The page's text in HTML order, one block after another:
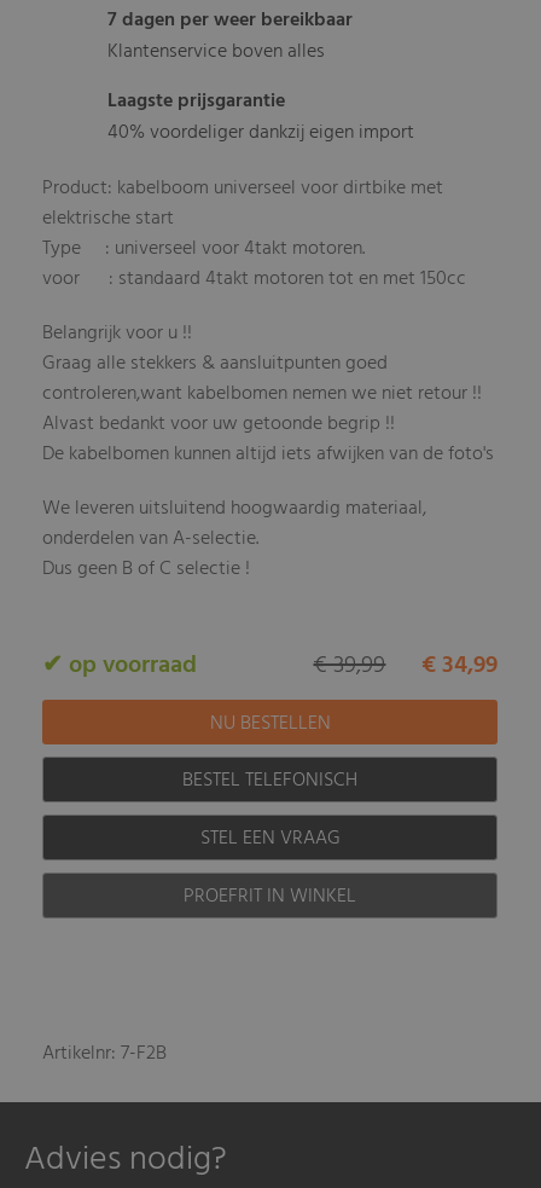
7 dagen per weer bereikbaar
Klantenservice boven alles
Laagste prijsgarantie
40% voordeliger dankzij eigen import
Product: kabelboom universeel voor dirtbike met
elektrische start
Type : universeel voor 4takt motoren.
voor : standaard 4takt motoren tot en met 150cc
Belangrijk voor u !!
Graag alle stekkers & aansluitpunten goed
controleren,want kabelbomen nemen we niet retour !!
Alvast bedankt voor uw getoonde begrip !!
De kabelbomen kunnen altijd iets afwijken van de foto's
We leveren uitsluitend hoogwaardig materiaal,
onderdelen van A-selectie.
Dus geen B of C selectie !
✔ op voorraad € 34,99
€ 39,99
BESTEL TELEFONISCH
STEL EEN VRAAG
PROEFRIT IN WINKEL
Artikelnr: 7-F2B
Advies nodig?